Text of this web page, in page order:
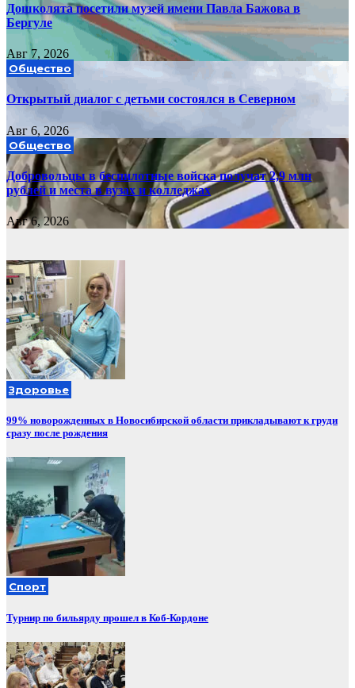
Дошколята посетили музей имени Павла Бажова в
Бергуле
Авг 7, 2026
Общество
Открытый диалог с детьми состоялся в Северном
Авг 6, 2026
Общество
Добровольцы в беспилотные войска получат 2,9 млн
рублей и места в вузах и колледжах
Авг 6, 2026
Здоровье
99% новорожденных в Новосибирской области прикладывают к груди
сразу после рождения
Спорт
Турнир по бильярду прошел в Коб-Кордоне